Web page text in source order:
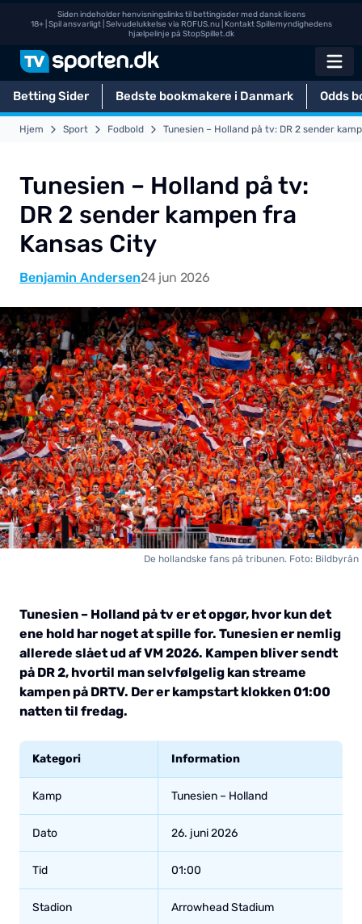
Siden indeholder henvisningslinks til bettingisder med dansk licens
18+ | Spil ansvarligt | Selvudelukkelse via ROFUS.nu| Kontakt Spillemyndighedens
hjælpelinje på StopSpillet.dk
Betting Sider Bedste bookmakere i Danmark Odds
Hjem Sport Fodbold Tunesien – Holland på tv: DR 2 sender
Tunesien – Holland på tv:
DR 2 sender kampen fra
Kansas City
Benjamin Andersen24 jun 2026
De hollandske fans på tribunen. Foto: Bildbyrån
Tunesien – Holland på tv er et opgør, hvor kun det
ene hold har noget at spille for. Tunesien er nemlig
allerede slået ud af VM 2026. Kampen bliver sendt
på DR 2, hvortil man selvfølgelig kan streame
kampen på DRTV. Der er kampstart klokken 01:00
natten til fredag.
Kategori Information
Kamp Tunesien – Holland
Dato 26. juni 2026
Tid 01:00
Stadion Arrowhead Stadium